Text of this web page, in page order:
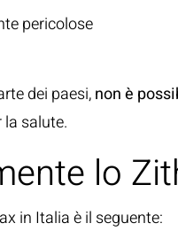
pericolose
dei paesi,non è
salute.
lo
in Italia è il seguente: